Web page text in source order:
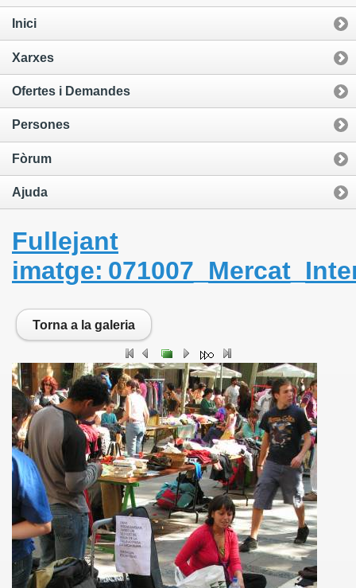
Inici
Xarxes
Ofertes i Demandes
Persones
Fòrum
Ajuda
Fullejant
imatge:
Torna a la galeria